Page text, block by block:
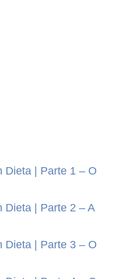
Dieta | Parte 1 – O
Dieta | Parte 2 – A
Dieta | Parte 3 – O